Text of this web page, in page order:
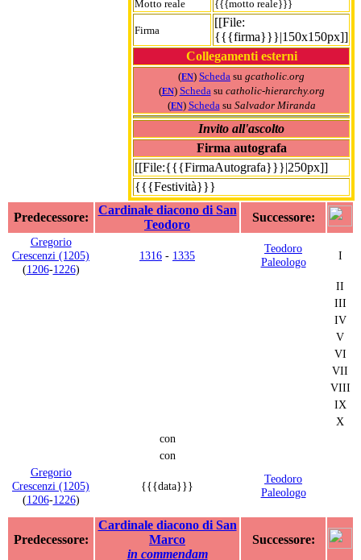
Motto reale
{{{motto reale}}}
Firma
[[File:
{{{firma}}}|150x150px]]
Collegamenti esterni
(EN) Scheda su gcatholic.org
(EN) Scheda su catholic-hierarchy.org
(EN) Scheda su Salvador Miranda
Invito all'ascolto
Firma autografa
[[File:{{{FirmaAutografa}}}|250px]]
{{{Festività}}}
Predecessore:
Cardinale diacono di San
Teodoro
Successore:
Gregorio
Crescenzi (1205)
(1206-1226)
1316 - 1335
Teodoro
Paleologo
I
II
III
IV
V
VI
VII
VIII
IX
X
con
con
Gregorio
Crescenzi (1205)
(1206-1226)
{{{data}}}
Teodoro
Paleologo
Predecessore:
Cardinale diacono di San
Marco
in commendam
Successore: